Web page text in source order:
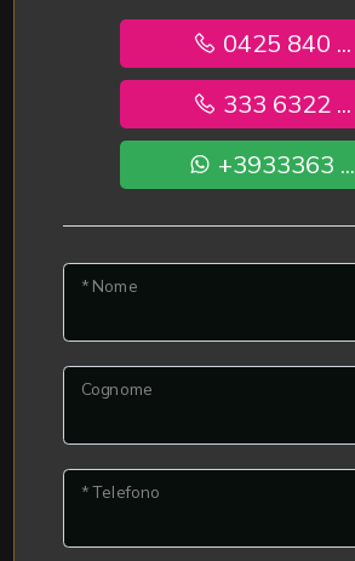
0425 840 ...
333 6322 ...
+3933363 ...
* Nome
Cognome
* Telefono